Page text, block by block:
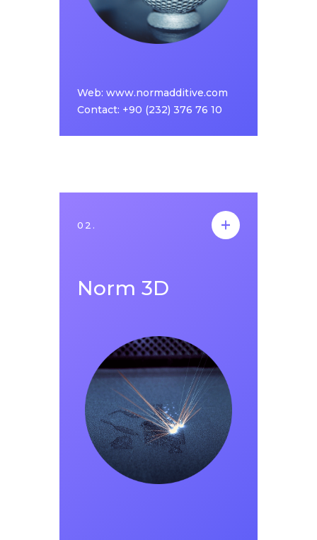
Web: www.normadditive.com
Contact: +90 (232) 376 76 10
şekilleri üretmeyi mümkün kılmak, böylece
ülkemize bu alanda ulusal bir üretim ve
mühendislik yeteneği kazandırmak Norm
Additive’in başlıca hedefleridir.
Web:
www.normadditive.com
Contact: +90 (232) 376 76 10
02.
Norm 3D
02.
havacılık, makine imalatı, genel imalat ve
medikal sektörlerindeki firmalara katmanlı
imalat teknolojileri alanında makine ve
ekipman tedariği kapsamında hizmet
vermektedir.
Alanında uzman satış ekibi ile Norm 3D,
endüstriyel 3D baskı alanında metal ve
polimer sistemlerin lider teknoloji tedarikçisi
EOS GmbH’in resmi Türkiye distribütörü
olarak faaliyet göstermektedir.
Makine satışı, ham madde (malzeme)
tedariki ve teknik servis hizmetlerini resmi